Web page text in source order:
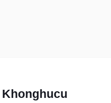
Khonghucu